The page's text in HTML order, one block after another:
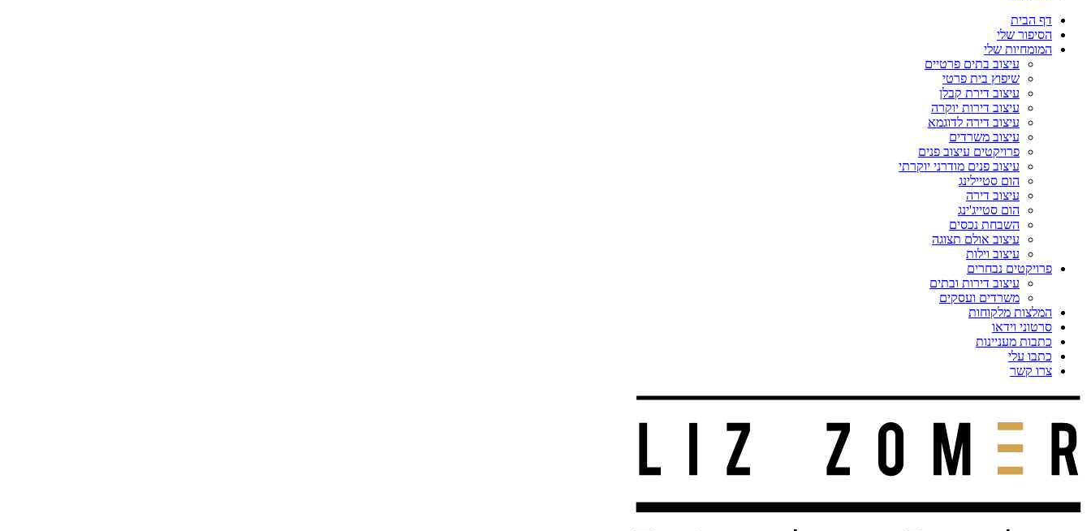
דף הבית
הסיפור שלי
המומחיות שלי
עיצוב בתים פרטיים
שיפוץ בית פרטי
עיצוב דירת קבלן
עיצוב דירות יוקרה
עיצוב דירה לדוגמא
עיצוב משרדים
פרויקטים עיצוב פנים
עיצוב פנים מודרני יוקרתי
הום סטיילינג
עיצוב דירה
הום סטייג'ינג
השבחת נכסים
עיצוב אולם תצוגה
עיצוב וילות
פרויקטים נבחרים
עיצוב דירות ובתים
משרדים ועסקים
המלצות מלקוחות
סרטוני וידאו
כתבות מעניינות
כתבו עלי
צרו קשר